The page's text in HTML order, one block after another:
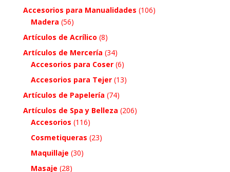
Accesorios para Manualidades (106)
Madera (56)
Artículos de Acrílico (8)
Artículos de Mercería (34)
Accesorios para Coser (6)
Accesorios para Tejer (13)
Artículos de Papelería (74)
Artículos de Spa y Belleza (206)
Accesorios (116)
Cosmetiqueras (23)
Maquillaje (30)
Masaje (28)